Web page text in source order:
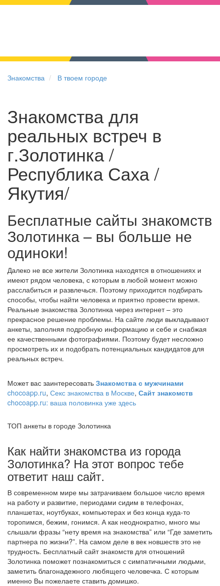
Знакомства В твоем городе
Знакомства для
реальных встреч в
г.Золотинка /
Республика Саха /
Якутия/
Бесплатные сайты знакомств
Золотинка – вы больше не
одиноки!
Далеко не все жители Золотинка находятся в отношениях и
имеют рядом человека, с которым в любой момент можно
расслабиться и развлечься. Поэтому приходится подбирать
способы, чтобы найти человека и приятно провести время.
Реальные знакомства Золотинка через интернет – это
прекрасное решение проблемы. На сайте люди выкладывают
анкеты, заполняя подробную информацию и себе и снабжая
ее качественными фотографиями. Поэтому будет несложно
просмотреть их и подобрать потенциальных кандидатов для
реальных встреч.
Может вас заинтересовать Знакомства с мужчинами
chocoapp.ru, Секс знакомства в Москве, Сайт знакомств
chocoapp.ru: ваша половинка уже здесь
ТОП анкеты в городе Золотинка
Как найти знакомства из города
Золотинка? На этот вопрос тебе
ответит наш сайт.
В современном мире мы затрачиваем большое число время
на работу и развитие, периодами сидим в телефонах,
планшетах, ноутбуках, компьютерах и без конца куда-то
торопимся, бежим, гонимся. А как неоднократно, много мы
слышали фразы “нету время на знакомства” или “Где заметить
партнера по жизни?”. На самом деле в век новшеств это не
трудность. Бесплатный сайт знакомств для отношений
Золотинка поможет познакомиться с симпатичными людьми,
заметить благонадежного любящего человечка. С которым
именно Вы пожелаете ставить домишко.